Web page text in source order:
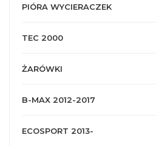
PIÓRA WYCIERACZEK
TEC 2000
ŻARÓWKI
B-MAX 2012-2017
ECOSPORT 2013-